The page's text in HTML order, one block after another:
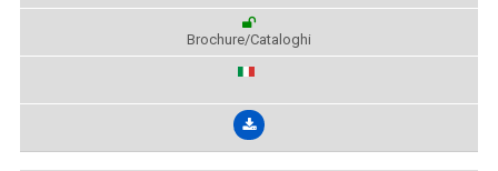
Brochure/Cataloghi